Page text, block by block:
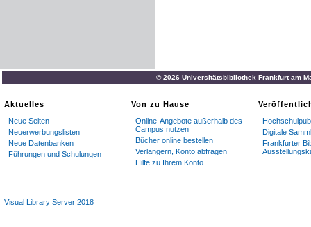
© 2026 Universitätsbibliothek Frankfurt am
Aktuelles
Neue Seiten
Neuerwerbungslisten
Neue Datenbanken
Führungen und Schulungen
Von zu Hause
Online-Angebote außerhalb des
Campus nutzen
Bücher online bestellen
Verlängern, Konto abfragen
Hilfe zu Ihrem Konto
Digitale
Frankfurter
Visual Library Server 2018